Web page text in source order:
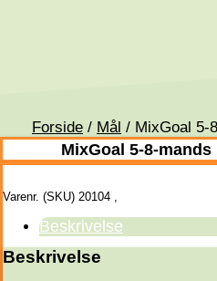
Forside / Mål / MixGoal 5-
MixGoal 5-8-
Varenr. (SKU) 20104 ,
Beskrivelse
Beskrivelse